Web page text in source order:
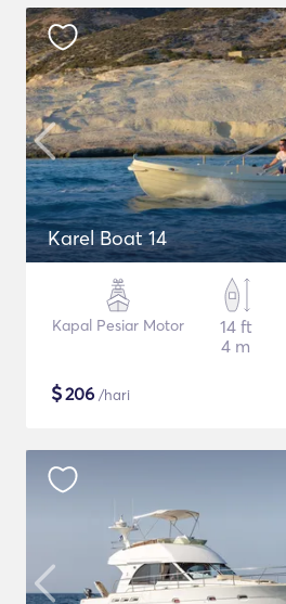
Karel Boat 14
Kapal Pesiar Motor
14 ft
4 m
$206 /hari